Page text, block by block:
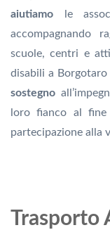
aiutiamo le
accompagnando
scuole, centri e
disabili a
sostegno
loro fianco al fine
partecipazione alla
Trasporto